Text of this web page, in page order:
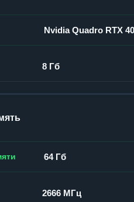
Nvidia Quadro RTX
8 Гб
64 Гб
2666 МГц